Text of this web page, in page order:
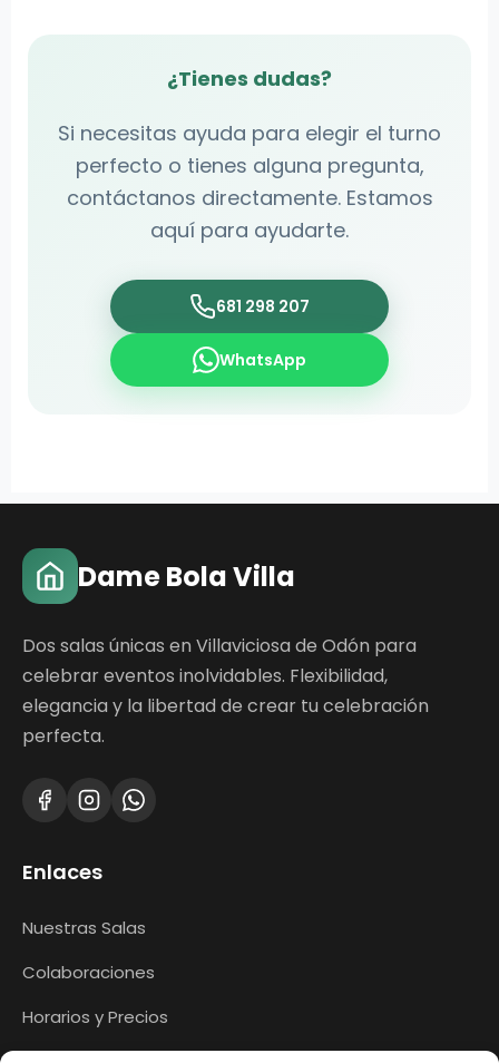
¿Tienes dudas?
Si necesitas ayuda para elegir el turno
perfecto o tienes alguna pregunta,
contáctanos directamente. Estamos
aquí para ayudarte.
681 298 207
WhatsApp
Dame Bola Villa
Dos salas únicas en Villaviciosa de Odón para
celebrar eventos inolvidables. Flexibilidad,
elegancia y la libertad de crear tu celebración
perfecta.
Enlaces
Nuestras Salas
Colaboraciones
Horarios y Precios